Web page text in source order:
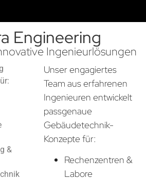
Engineering
Ingenieurlösungen
&
Unser engagiertes
Team aus erfahrenen
Ingenieuren entwickelt
passgenaue
Gebäudetechnik-
Konzepte für:
Rechenzentren &
Labore